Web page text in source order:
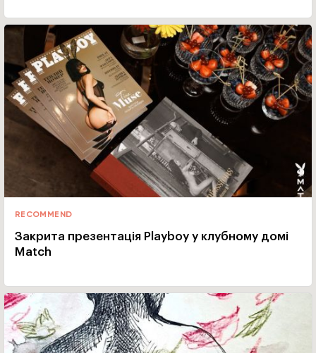
RECOMMEND
Закрита презентація Playboy у клубному домі
Match